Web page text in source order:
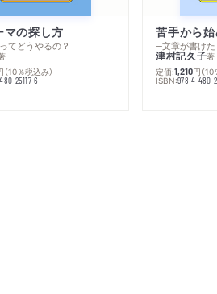
マの探し方
てどうやるの？
（10％税込み）
25117-6
苦手から
─文章が書け
津村記久子著
定価:1,210円 （
ISBN:978-4-480-